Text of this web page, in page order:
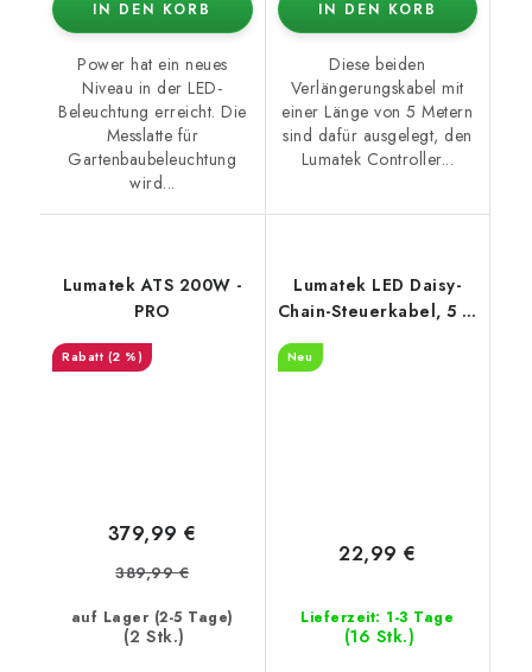
IN DEN KORB
Power hat ein neues
Niveau in der LED-
Beleuchtung erreicht. Die
Messlatte für
Gartenbaubeleuchtung
wird...
IN DEN KORB
Diese beiden
Verlängerungskabel mit
einer Länge von 5 Metern
sind dafür ausgelegt, den
Lumatek Controller...
Lumatek ATS 200W -
PRO
(2 %)
auf Lager (2-5 Tage)
(2 Stk.)
379,99 €
389,99 €
Lumatek LED Daisy-
Chain-Steuerkabel, 5 m
Neu
Lieferzeit: 1-3 Tage
(16 Stk.)
22,99 €